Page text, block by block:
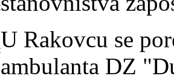
U Rakovcu se
ambulanta DZ